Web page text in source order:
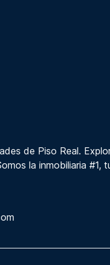
de Piso Real.
la inmobiliaria #1,